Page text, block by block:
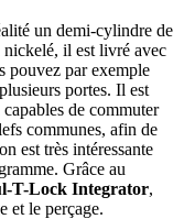
un demi-cylindre de
il est livré avec
pouvez par exemple
portes. Il est
de commuter
communes, afin de
est très intéressante
Grâce au
T-Lock Integrator,
et le perçage.